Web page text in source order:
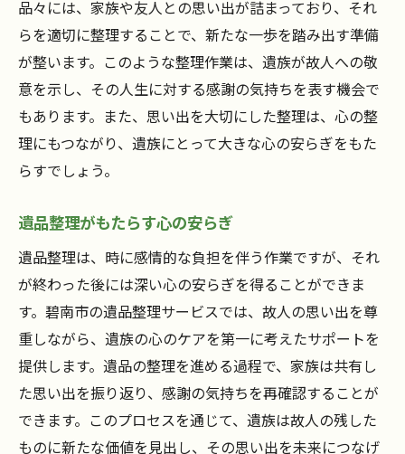
品々には、家族や友人との思い出が詰まっており、それ
らを適切に整理することで、新たな一歩を踏み出す準備
が整います。このような整理作業は、遺族が故人への敬
意を示し、その人生に対する感謝の気持ちを表す機会で
もあります。また、思い出を大切にした整理は、心の整
理にもつながり、遺族にとって大きな心の安らぎをもた
らすでしょう。
遺品整理がもたらす心の安らぎ
遺品整理は、時に感情的な負担を伴う作業ですが、それ
が終わった後には深い心の安らぎを得ることができま
す。碧南市の遺品整理サービスでは、故人の思い出を尊
重しながら、遺族の心のケアを第一に考えたサポートを
提供します。遺品の整理を進める過程で、家族は共有し
た思い出を振り返り、感謝の気持ちを再確認することが
できます。このプロセスを通じて、遺族は故人の残した
ものに新たな価値を見出し、その思い出を未来につなげ